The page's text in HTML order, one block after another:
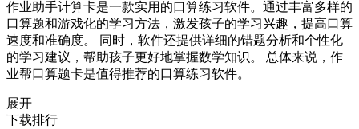
作业助手计算卡是一款实用的口算练习软件。通过丰富多样的
口算题和游戏化的学习方法，激发孩子的学习兴趣，提高口算
速度和准确度。 同时，软件还提供详细的错题分析和个性化
的学习建议，帮助孩子更好地掌握数学知识。 总体来说，作
业帮口算题卡是值得推荐的口算练习软件。
展开
下载排行